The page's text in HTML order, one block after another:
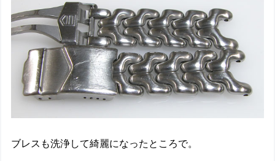
ブレスも洗浄して綺麗になったところで。